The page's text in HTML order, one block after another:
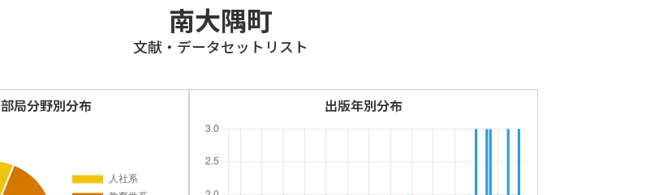
南大隅町
⽂献・データセットリスト
部局分野別分布 出版年別分布